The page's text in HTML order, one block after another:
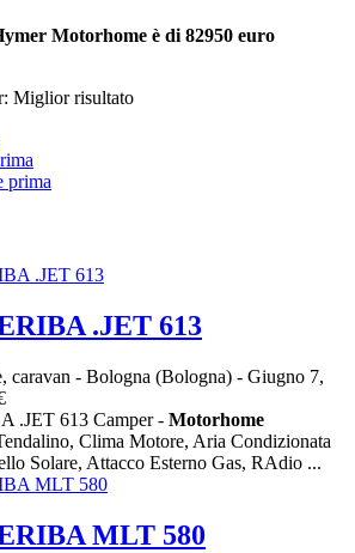
Motorhome è di 82950 euro
Miglior risultato
prima
.JET 613
caravan - Bologna (Bologna) - Giugno 7,
.JET 613 Camper - Motorhome
Clima Motore, Aria Condizionata
Solare, Attacco Esterno Gas, RAdio ...
MLT 580